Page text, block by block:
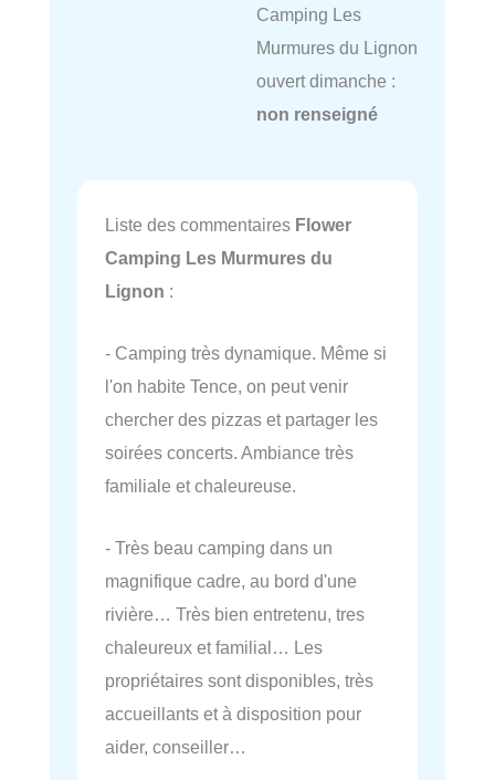
Camping Les
Murmures du Lignon
ouvert dimanche :
non renseigné
Liste des commentaires Flower
Camping Les Murmures du
Lignon :
- Camping très dynamique. Même si
l'on habite Tence, on peut venir
chercher des pizzas et partager les
soirées concerts. Ambiance très
familiale et chaleureuse.
- Très beau camping dans un
magnifique cadre, au bord d'une
rivière… Très bien entretenu, tres
chaleureux et familial… Les
propriétaires sont disponibles, très
accueillants et à disposition pour
aider, conseiller…